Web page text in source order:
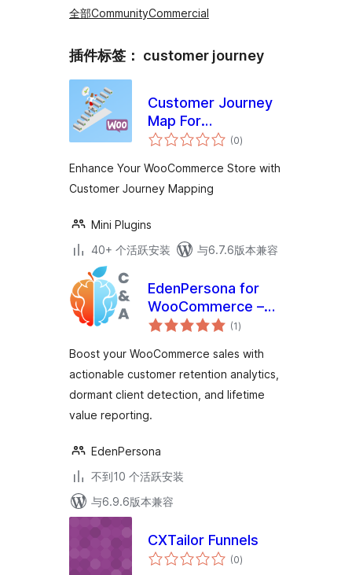
全部CommunityCommercial
插件标签： customer journey
Customer Journey
Map For
WooCommerce
(0总
评)
Enhance Your WooCommerce Store with
Customer Journey Mapping
Mini Plugins
40+ 个活跃安装
与6.7.6版本兼容
EdenPersona for
WooCommerce –
Customer Insights
(1总
评)
Boost your WooCommerce sales with
actionable customer retention analytics,
dormant client detection, and lifetime
value reporting.
EdenPersona
不到10 个活跃安装
与6.9.6版本兼容
CXTailor Funnels
(0总
评)